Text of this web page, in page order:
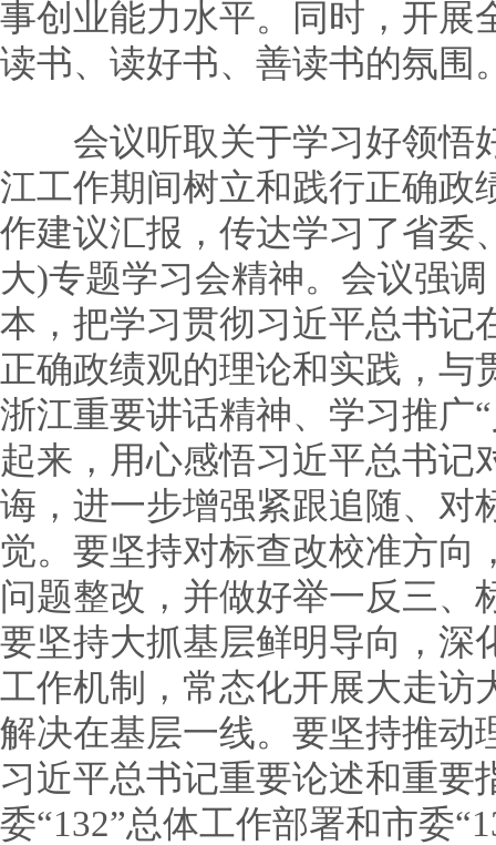
事创业能力水平。同时，开展
读书、读好书、善读书的氛围
会议听取关于学习好领悟
江工作期间树立和践行正确政
作建议汇报，传达学习了省委
大)专题学习会精神。会议强
本，把学习贯彻习近平总书记
正确政绩观的理论和实践，与
浙江重要讲话精神、学习推广
起来，用心感悟习近平总书记
诲，进一步增强紧跟追随、对
觉。要坚持对标查改校准方向
问题整改，并做好举一反三、
要坚持大抓基层鲜明导向，深
工作机制，常态化开展大走访
解决在基层一线。要坚持推动
习近平总书记重要论述和重要
委“132”总体工作部署和市委